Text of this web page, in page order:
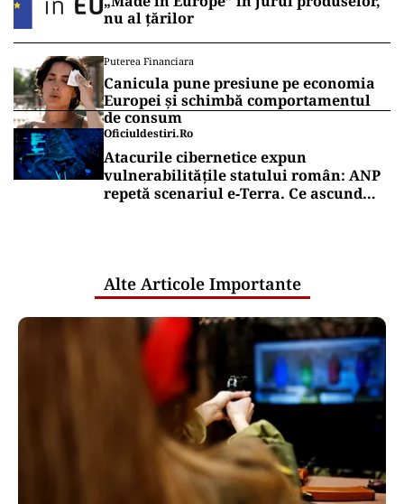
nu al țărilor
Puterea Financiara
Canicula pune presiune pe economia
Europei și schimbă comportamentul
de consum
Oficiuldestiri.ro
Atacurile cibernetice expun
vulnerabilitățile statului român: ANP
repetă scenariul e‑Terra. Ce ascund
Alte Articole Importante